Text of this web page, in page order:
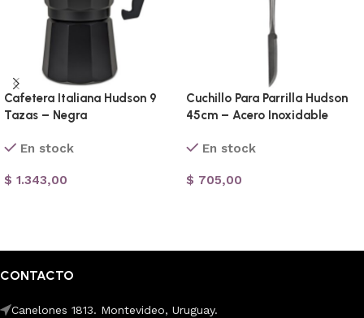
Cafetera Italiana Hudson 9
Tazas – Negra
En stock
$ 1.343,00
Cuchillo Para Parrilla Hudson
45cm – Acero Inoxidable
En stock
$ 705,00
CONTACTO
Canelones 1813. Montevideo, Uruguay.